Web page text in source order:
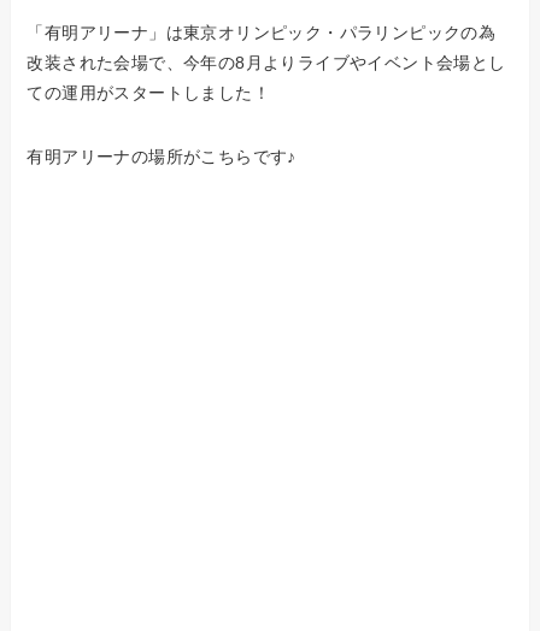
「有明アリーナ」は東京オリンピック・パラリンピックの為
改装された会場で、今年の8月よりライブやイベント会場とし
ての運用がスタートしました！
有明アリーナの場所がこちらです♪